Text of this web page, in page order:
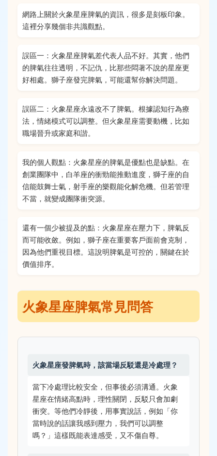
網路上關於火象星座脾氣的資訊，很多是刻板印象。
這裡分享幾個非共識觀點。
誤區一：火象星座脾氣差代表人品不好。其實，他們
的脾氣往往透明，不記仇，比那些悶著不說的星座更
好相處。獅子座發完脾氣，可能還幫你解決問題。
誤區二：火象星座永遠改不了脾氣。根據認知行為療
法，情緒模式可以調整。但火象星座需要動機，比如
職場晉升或家庭和諧。
我的個人觀點：火象星座的脾氣是優點也是缺點。在
創業團隊中，白羊座的衝勁能推動進度，獅子座的自
信能鼓舞士氣，射手座的樂觀能化解危機。但若管理
不當，就變成團隊衝突源。
還有一個少被提及的點：火象星座在壓力下，脾氣反
而可能收斂。例如，獅子座在重要客戶面前會克制，
因為他們重視目標。這說明脾氣是可控的，關鍵在於
價值排序。
火象星座脾氣常見問答
火象星座發脾氣時，該當場反駁還是冷處理？
當下冷處理比較安全，但事後必須溝通。火象
星座在情緒高點時，理性關閉，反駁只會加劇
衝突。等他們冷靜後，用事實說話，例如「你
當時說的話讓我感到壓力，我們可以調整
嗎？」這樣既能表達感受，又不傷自尊。